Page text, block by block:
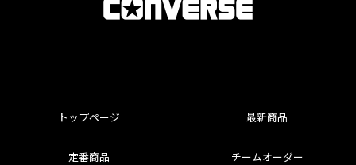
トップページ 最新商品
定番商品 チームオーダー